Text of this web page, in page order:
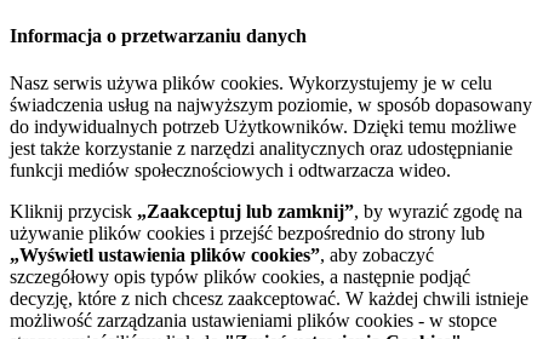
Informacja o przetwarzaniu danych
Nasz serwis używa plików cookies. Wykorzystujemy je w celu
świadczenia usług na najwyższym poziomie, w sposób dopasowany
do indywidualnych potrzeb Użytkowników. Dzięki temu możliwe
jest także korzystanie z narzędzi analitycznych oraz udostępnianie
funkcji mediów społecznościowych i odtwarzacza wideo.
Kliknij przycisk „Zaakceptuj lub zamknij”, by wyrazić zgodę na
używanie plików cookies i przejść bezpośrednio do strony lub
„Wyświetl ustawienia plików cookies”, aby zobaczyć
szczegółowy opis typów plików cookies, a następnie podjąć
decyzję, które z nich chcesz zaakceptować. W każdej chwili istnieje
możliwość zarządzania ustawieniami plików cookies - w stopce